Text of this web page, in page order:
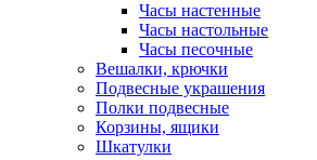
Часы настенные
Часы настольные
Часы песочные
Вешалки, крючки
Подвесные украшения
Полки подвесные
Корзины, ящики
Шкатулки